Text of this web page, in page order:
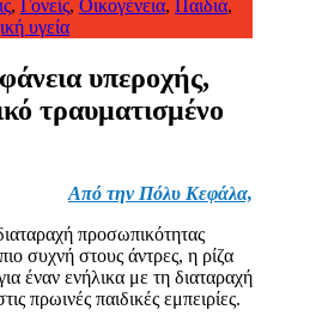
, Γονείς, Οικογένεια, Παιδιά,
υγεία
υπεροχής,
τραυματισμένο
Aπό την Πόλυ Κεφάλα,
προσωπικότητας
πιο συχνή στους άντρες, η ρίζα
έναν ενήλικα με τη διαταραχή
πρωινές παιδικές εμπειρίες.